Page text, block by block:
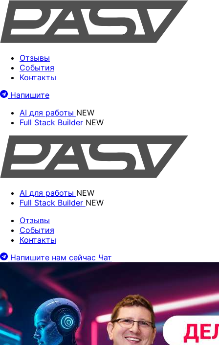
Отзывы
События
Контакты
Напишите
AI для работы NEW
Full Stack Builder NEW
AI для работы NEW
Full Stack Builder NEW
Отзывы
События
Контакты
Напишите нам сейчас Чат